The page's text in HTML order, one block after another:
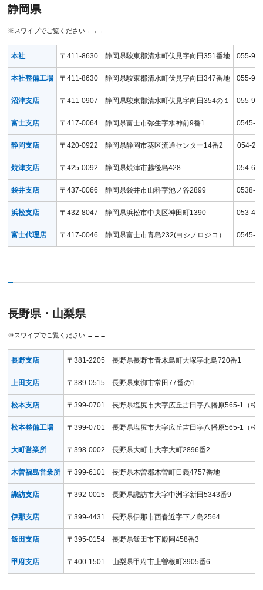
静岡県
本社 〒411-8630 静岡県駿東郡清水町伏見字向田351番地 055-
本社整備工場 〒411-8630 静岡県駿東郡清水町伏見字向田347番地 055-
沼津支店 〒411-0907 静岡県駿東郡清水町伏見字向田354の１ 055-
富士支店 〒417-0064 静岡県富士市弥生字水神前9番1 0545-
静岡支店 〒420-0922 静岡県静岡市葵区流通センター14番2 054-
焼津支店 〒425-0092 静岡県焼津市越後島428 054-
袋井支店 〒437-0066 静岡県袋井市山科字池ノ谷2899 0538-
浜松支店 〒432-8047 静岡県浜松市中央区神田町1390 053-
富士代理店 〒417-0046 静岡県富士市青島232(ヨシノロジコ） 0545-
長野県・山梨県
長野支店 〒381-2205 長野県長野市青木島町大塚字北島720番1
上田支店 〒389-0515 長野県東御市常田77番の1
松本支店 〒399-0701 長野県塩尻市大字広丘吉田字八幡原565-1（松
松本整備工場 〒399-0701 長野県塩尻市大字広丘吉田字八幡原565-1（松
大町営業所 〒398-0002 長野県大町市大字大町2896番2
木曽福島営業所 〒399-6101 長野県木曽郡木曽町日義4757番地
諏訪支店 〒392-0015 長野県諏訪市大字中洲字新田5343番9
伊那支店 〒399-4431 長野県伊那市西春近字下ノ島2564
飯田支店 〒395-0154 長野県飯田市下殿岡458番3
甲府支店 〒400-1501 山梨県甲府市上曽根町3905番6